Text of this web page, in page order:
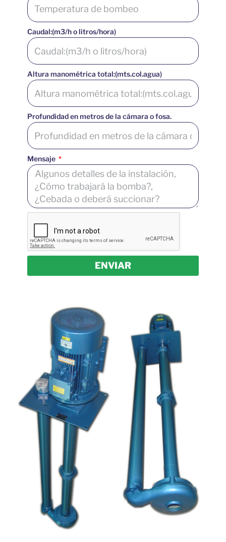
Caudal:(m3/h o litros/hora)
Altura manométrica total:(mts.col.agua)
Profundidad en metros de la cámara o fosa.
Mensaje
ENVIAR